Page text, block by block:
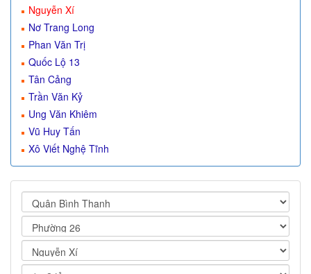
Nguyễn Xí
Nơ Trang Long
Phan Văn Trị
Quốc Lộ 13
Tân Cảng
Trần Văn Kỷ
Ung Văn Khiêm
Vũ Huy Tấn
Xô Viết Nghệ Tĩnh